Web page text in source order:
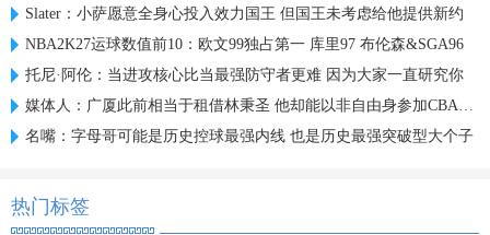
Slater：小萨愿意全身心投入效力国王 但国王未考虑给他提供新约
NBA2K27运球数值前10：欧文99独占第一 库里97 布伦森&SGA96
托尼·阿伦：当进攻核心比当最强防守者更难 因为大家一直研究你
媒体人：广厦此前相当于租借林秉圣 他却能以非自由身参加CBA选秀
名嘴：字母哥可能是历史控球最强内线 也是历史最强突破型大个子
热门标签